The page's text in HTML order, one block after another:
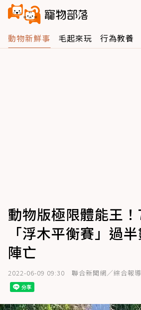
動物新鮮事 毛起來玩 行為教養
動物版極限體能王
「浮木平衡賽」過
陣亡
2022-06-09 09:30 聯合新聞網／綜合報導